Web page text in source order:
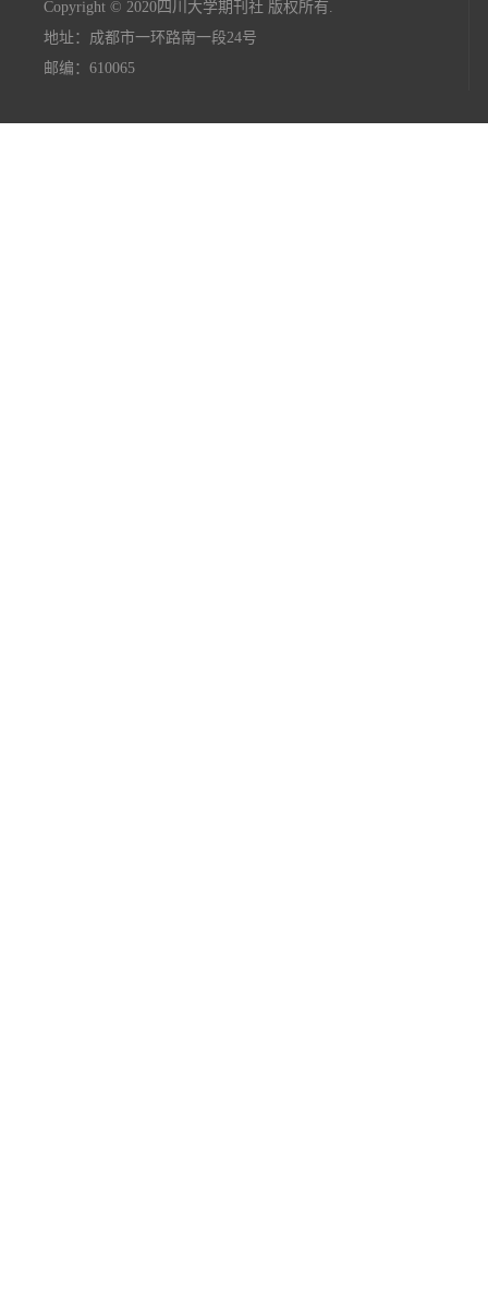
Copyright © 2020四川大学期刊社 版权所有.
地址：成都市一环路南一段24号
邮编：610065